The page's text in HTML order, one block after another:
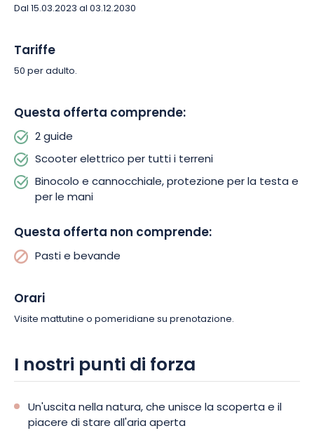
Dal 15.03.2023 al 03.12.2030
Tariffe
50 per adulto.
Questa offerta comprende:
2 guide
Scooter elettrico per tutti i terreni
Binocolo e cannocchiale, protezione per la testa e
per le mani
Questa offerta non comprende:
Pasti e bevande
Orari
Visite mattutine o pomeridiane su prenotazione.
I nostri punti di forza
Un'uscita nella natura, che unisce la scoperta e il
piacere di stare all'aria aperta